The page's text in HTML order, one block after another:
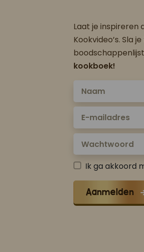
Laat je inspireren
Kookvideo’s. Sla je
kookboek!
Ik ga akkoord
Aanmelden